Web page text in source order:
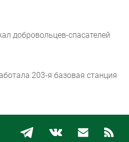
добровольцев-спасателей
203-я базовая станция